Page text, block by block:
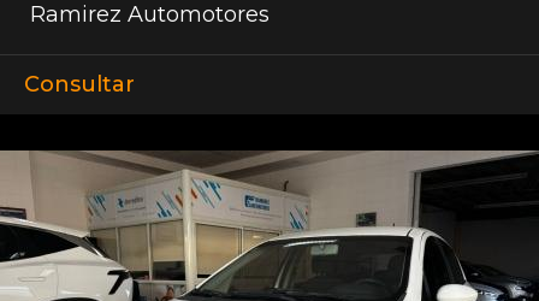
Ramirez Automotores
Consultar